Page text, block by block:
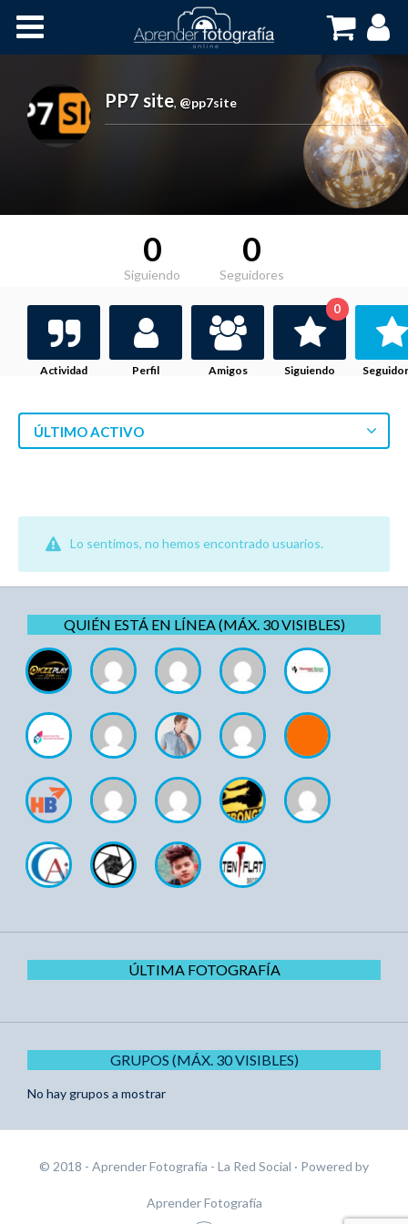
PP7 site, @pp7site
0
Siguiendo
0
Seguidores
Actividad Perfil Amigos Siguiendo
0
ÚLTIMO ACTIVO
Lo sentimos, no hemos encontrado usuarios.
QUIÉN ESTÁ EN LÍNEA (MÁX. 30 VISIBLES)
ÚLTIMA FOTOGRAFÍA
GRUPOS (MÁX. 30 VISIBLES)
No hay grupos a mostrar
© 2018 - Aprender Fotografía - La Red Social · Powered by
Aprender Fotografía